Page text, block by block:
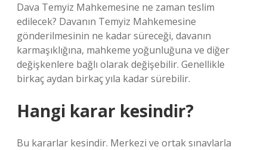
Dava Temyiz Mahkemesine ne zaman teslim
edilecek? Davanın Temyiz Mahkemesine
gönderilmesinin ne kadar süreceği, davanın
karmaşıklığına, mahkeme yoğunluğuna ve diğer
değişkenlere bağlı olarak değişebilir. Genellikle
birkaç aydan birkaç yıla kadar sürebilir.
Hangi karar kesindir?
Bu kararlar kesindir. Merkezi ve ortak sınavlarla